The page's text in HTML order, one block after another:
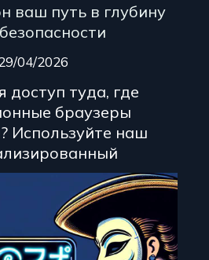
ваш путь в глубину
04/2026
доступ туда, где
браузеры
Используйте наш